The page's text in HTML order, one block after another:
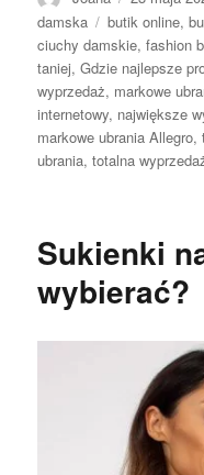
damska
Tagi
butik online,
ciuchy damskie,fashion
taniej,Gdzie najlepsze
wyprzedaż, markowe
internetowy, największe
markowe ubrania Allegro,
ubrania,totalna
Sukienki
wybierać?